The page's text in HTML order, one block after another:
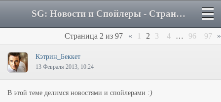
SG: Новости и Спойлеры - Страница 2 - Форум
Страница 2 из 97 « 1 2 3 4 … 96 97 »
Кэтрин_Беккет
13 Февраля 2013, 10:24
В этой теме делимся новостями и спойлерами :)